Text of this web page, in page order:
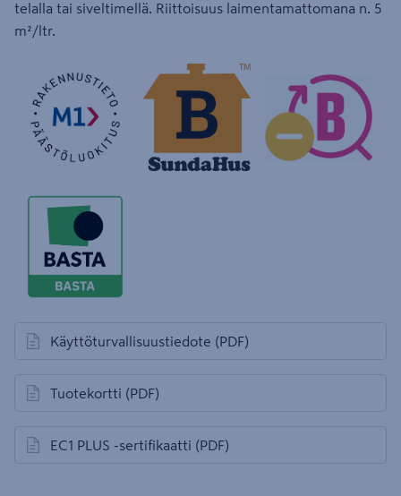
telalla tai siveltimellä. Riittoisuus laimentamattomana n. 5
m²/ltr.
Käyttöturvallisuustiedote (PDF)
avautuu uuteen välilehteen
Tuotekortti (PDF)
avautuu uuteen välilehteen
EC1 PLUS -sertifikaatti (PDF)
avautuu uuteen välilehteen